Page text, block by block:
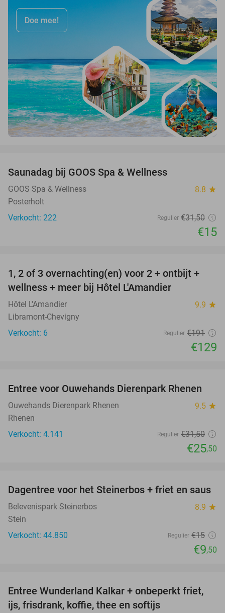
Doe mee!
Saunadag bij GOOS Spa & Wellness
GOOS Spa & Wellness 8.8 star
Posterholt
Verkocht: 222
Regulier €31,50
€15
32%
TODAY
1, 2 of 3 overnachting(en) voor 2 + ontbijt +
wellness + meer bij Hôtel L'Amandier
Hôtel L'Amandier 9.9 star
Libramont-Chevigny
Verkocht: 6
Regulier €191
€129
19%
Entree voor Ouwehands Dierenpark Rhenen
Ouwehands Dierenpark Rhenen 9.5 star
Rhenen
Verkocht: 4.141
Regulier €31,50
€25,50
37%
Dagentree voor het Steinerbos + friet en saus
Belevenispark Steinerbos 8.9 star
Stein
Verkocht: 44.850
Regulier €15
€9,50
32%
Entree Wunderland Kalkar + onbeperkt friet,
ijs, frisdrank, koffie, thee en softijs